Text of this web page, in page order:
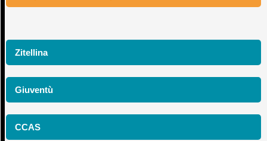
Zitellina
Giuventù
CCAS